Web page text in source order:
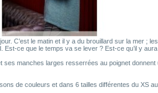
C’est le matin et il y a du brouillard sur la mer ;
Est-ce que le temps va se lever ? Est-ce qu’il y
ses manches larges resserrées au poignet donnent
de couleurs et dans 6 tailles différentes du XS au